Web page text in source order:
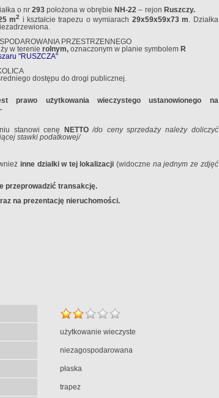
o nr 293 położona w obrębie NH-22 – rejon Ruszczy.
m2 i kształcie trapezu o wymiarach 29x59x59x73 m. Działka
PRZESTRZENNEGO
w terenie rolnym, oznaczonym w planie symbolem R
"RUSZCZA"
dostępu do drogi publicznej.
prawo użytkowania wieczystego ustanowionego na
stanowi cenę
NETTO /do ceny sprzedaży należy doliczyć
stawki podatkowej/
inne działki w tej lokalizacji (widoczne na jednym ze zdjęć
przeprowadzić transakcję.
na prezentację nieruchomości.
użytkowanie wieczyste
niezagospodarowana
płaska
trapez